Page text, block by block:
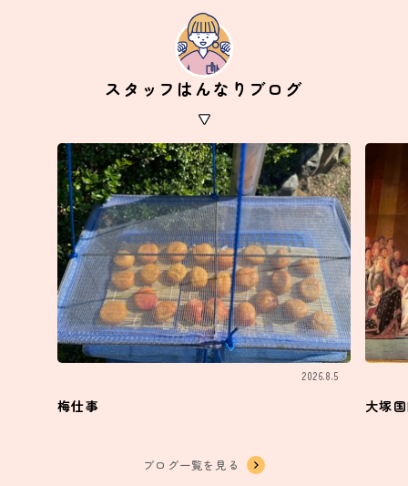
スタッフはんなりブログ
2026.8.5
梅仕事 大塚
ブログ一覧を見る